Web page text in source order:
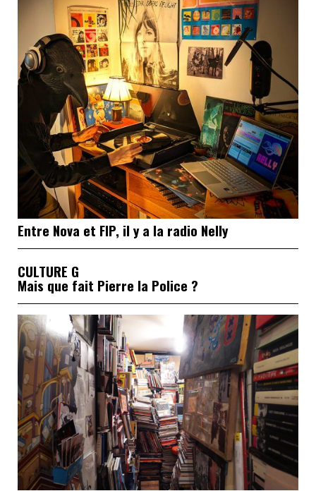
Entre Nova et FIP, il y a la radio Nelly
CULTURE G
Mais que fait Pierre la Police ?